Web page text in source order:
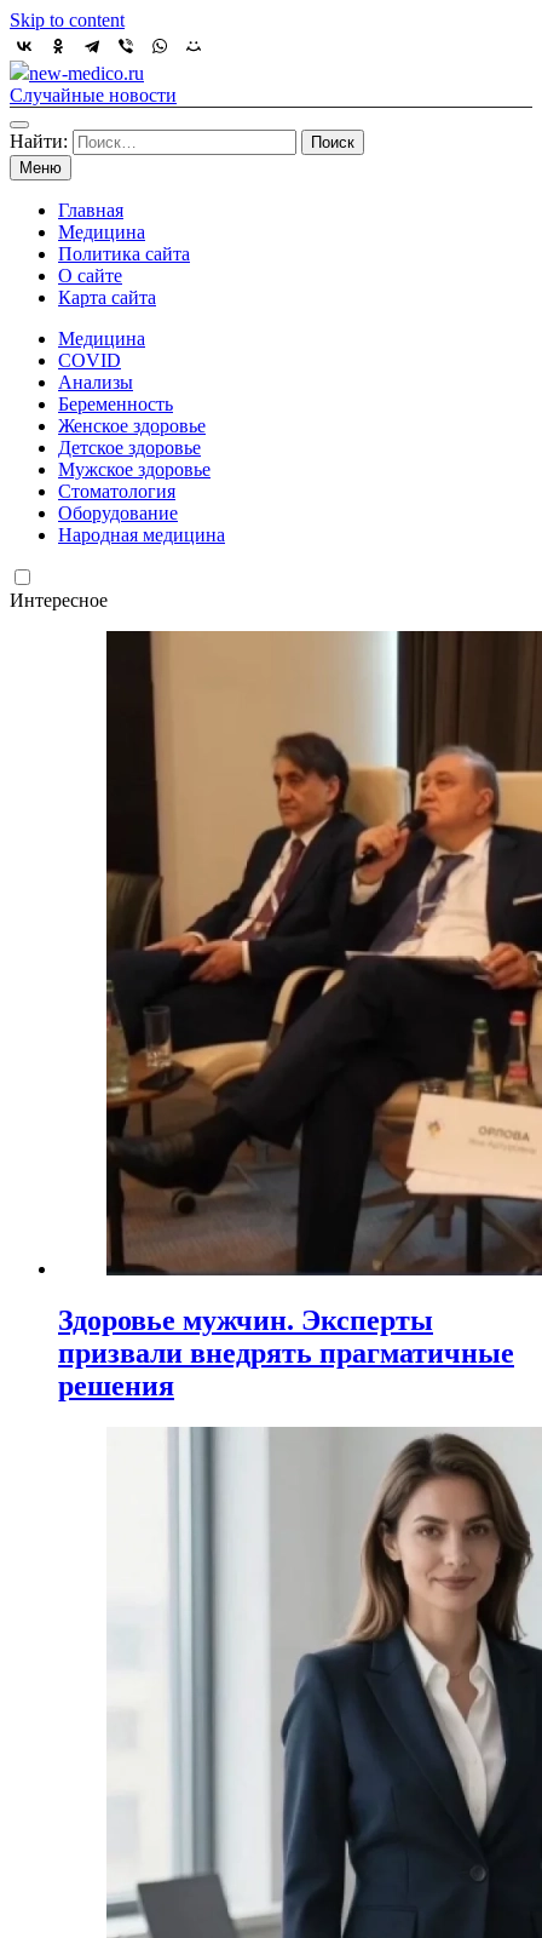
Skip to content
new-medico.ru
Случайные новости
Найти:
Меню
Главная
Медицина
Политика сайта
О сайте
Карта сайта
Медицина
COVID
Анализы
Беременность
Женское здоровье
Детское здоровье
Мужское здоровье
Стоматология
Оборудование
Народная медицина
Интересное
Здоровье мужчин. Эксперты
призвали внедрять прагматичные
решения